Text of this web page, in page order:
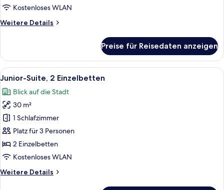
Kostenloses WLAN
Weitere Details
Weitere
Vierbettzimmer
Preise für Reisedaten anzeigen
Alle
Fotos
für
Junior-
Suite,
2 Einzelbetten
anzeigen
Ein modernes, kompaktes
7
Junior-Suite, 2 Einzelbetten
Blick auf die Stadt
30 m²
1 Schlafzimmer
Platz für 3 Personen
2 Einzelbetten
Kostenloses WLAN
Weitere Details
Weitere